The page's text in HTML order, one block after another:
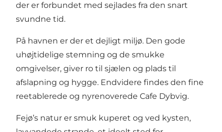
der er forbundet med sejlades fra den snart
svundne tid.
På havnen er der et dejligt miljø. Den gode
uhøjtidelige stemning og de smukke
omgivelser, giver ro til sjælen og plads til
afslapning og hygge. Endvidere findes den fine
reetablerede og nyrenoverede Cafe Dybvig.
Fejø’s natur er smuk kuperet og ved kysten,